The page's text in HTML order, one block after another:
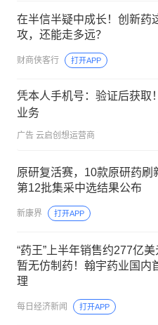
在半信半疑中成长！创新药
攻，还能走多远？
财商侠客行 打开APP
凭本人手机号：验证后获取
业务
广告 云启创想运营商
原研复活赛，10款原研药刷
第12批集采中选结果公布
新康界 打开APP
“药王”上半年销售约277亿
暂无仿制药！翰宇药业国内
理
每日经济新闻 打开APP